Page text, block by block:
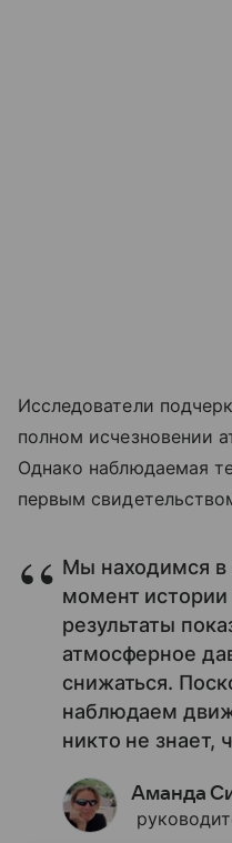
Исследователи
полном исчезновении
Однако наблюдаемая
первым
Мы находимся в
момент
результаты
атмосферное
снижаться.
наблюдаем
никто не знает,
Аманда